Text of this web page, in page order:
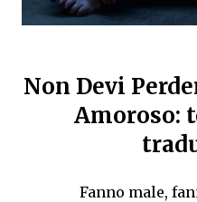
Non Devi
Amoroso:
Fanno male,